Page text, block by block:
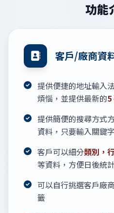
功能
客戶/廠商資
提供便捷的地址輸入
煩惱，並提供最新的5
提供簡便的搜尋方式
資料，只要輸入關鍵
客戶可以細分類別，
等資料，方便日後統
可以自行挑選客戶廠
籤